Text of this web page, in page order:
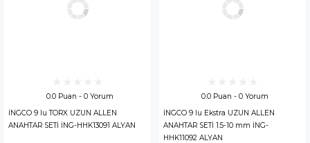
0.0 Puan - 0 Yorum
İNGCO 9 lu TORX UZUN ALLEN
ANAHTAR SETİ İNG-HHK13091 ALYAN
0.0 Puan - 0 Yorum
İNGCO 9 lu Ekstra UZUN ALLEN
ANAHTAR SETİ 1.5-10 mm İNG-
HHK11092 ALYAN